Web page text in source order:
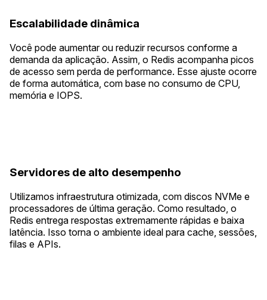
Escalabilidade dinâmica
Você pode aumentar ou reduzir recursos conforme a
demanda da aplicação. Assim, o Redis acompanha picos
de acesso sem perda de performance. Esse ajuste ocorre
de forma automática, com base no consumo de CPU,
memória e IOPS.
Servidores de alto desempenho
Utilizamos infraestrutura otimizada, com discos NVMe e
processadores de última geração. Como resultado, o
Redis entrega respostas extremamente rápidas e baixa
latência. Isso torna o ambiente ideal para cache, sessões,
filas e APIs.